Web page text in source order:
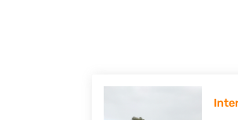
Onderdelenlijn! Vul uw
Honda, Hyundai, Kia,
Peugeot, Porsche,